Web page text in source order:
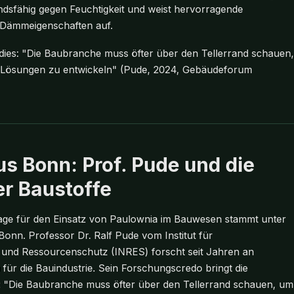
gegen Feuchtigkeit und weist hervorragende
auf.
"Die Baubranche muss öfter über den Tellerrand schauen,
zu entwickeln" (Pude, 2024, Gebäudeforum
Bonn: Prof. Pude und die
Baustoffe
für den Einsatz von Paulownia im Bauwesen stammt unter
Professor Dr. Ralf Pude vom Institut für
Ressourcenschutz (INRES) forscht seit Jahren an
die Bauindustrie. Sein Forschungscredo bringt die
Baubranche muss öfter über den Tellerrand schauen, um